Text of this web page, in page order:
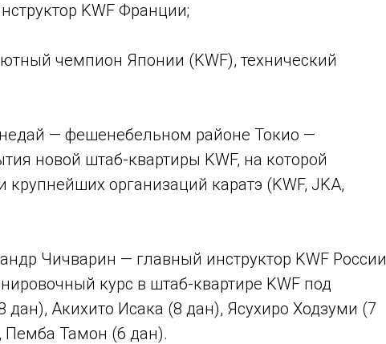
KWF Франции;
чемпион Японии (KWF), технический
— фешенебельном районе Токио —
новой штаб-квартиры KWF, на которой
крупнейших организаций каратэ (KWF, JKA,
Чичварин — главный инструктор KWF России
курс в штаб-квартире KWF под
Акихито Исака (8 дан), Ясухиро Ходзуми (7
Пемба Тамон (6 дан).